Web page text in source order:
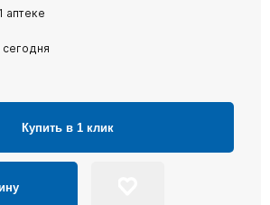
аптеке
Купить в 1 клик